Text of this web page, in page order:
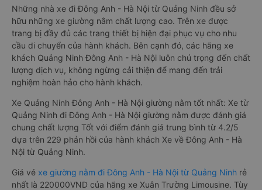
Những nhà xe đi Đông Anh - Hà Nội từ Quảng Ninh đều sở
hữu những xe giường nằm chất lượng cao. Trên xe được
trang bị đầy đủ các trang thiết bị hiện đại phục vụ cho nhu
cầu di chuyển của hành khách. Bên cạnh đó, các hãng xe
khách Quảng Ninh Đông Anh - Hà Nội luôn chú trọng đến chất
lượng dịch vụ, không ngừng cải thiện để mang đến trải
nghiệm hoàn hảo cho hành khách.
Xe Quảng Ninh Đông Anh - Hà Nội giường nằm tốt nhất: Xe từ
Quảng Ninh đi Đông Anh - Hà Nội giường nằm được đánh giá
chung chất lượng Tốt với điểm đánh giá trung bình từ 4.2/5
dựa trên 229 phản hồi của hành khách Xe về Đông Anh - Hà
Nội từ Quảng Ninh.
Giá vé xe giường nằm đi Đông Anh - Hà Nội từ Quảng Ninh rẻ
nhất là 220000VND của hãng xe Xuân Trường Limousine. Tùy